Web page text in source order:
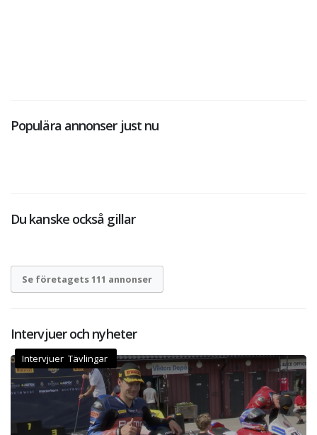
Populära annonser just nu
Du kanske också gillar
Se företagets 111 annonser
Intervjuer och nyheter
Intervjuer Tävlingar